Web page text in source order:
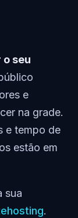
seu
e
na grade.
e tempo de
estão em
sua
.